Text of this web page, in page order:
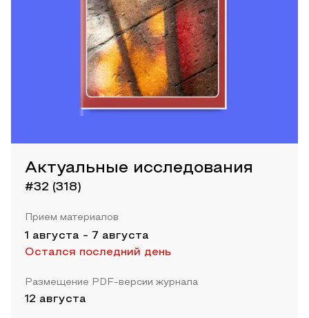
Актуальные исследования
#32 (318)
Прием материалов
1 августа - 7 августа
Остался последний день
Размещение PDF-версии журнала
12 августа